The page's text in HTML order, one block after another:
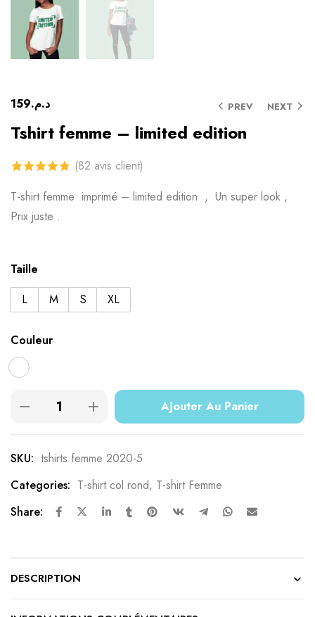
PREV NEXT د.م.159
Tshirt femme – limited edition
4.78 sur 5
basé sur
(82 avis client)
T-shirt femme imprimé – limited edition , Un super look ,
Prix ​​juste .
Taille
L
M S XL
Couleur
Ajouter Au Panier
SKU: tshirts femme 2020-5
Categories: T-shirt col rond, T-shirt Femme
Share:
DESCRIPTION